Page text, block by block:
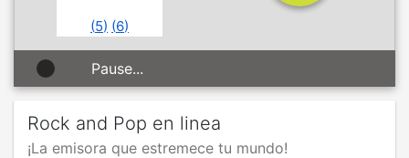
(5) (6)
Pause...
Rock and Pop en linea
¡La emisora que estremece tu mundo!